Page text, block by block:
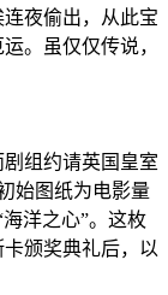
夜偷出，从此宝
。虽仅仅传说，
组约请英国皇室
始图纸为电影量
洋之心”。这枚
颁奖典礼后，以